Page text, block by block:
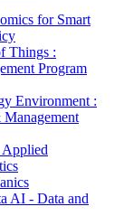
for Smart
Things :
Program
Environment :
AI - Data and